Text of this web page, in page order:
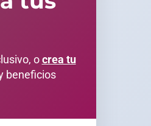
ocrea tu
beneficios